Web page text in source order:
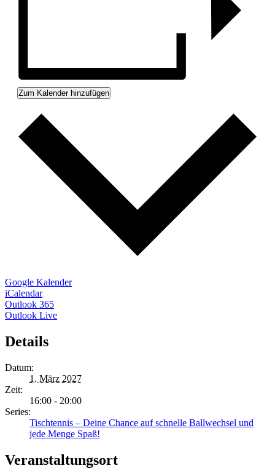
Zum Kalender hinzufügen
Google Kalender
iCalendar
Outlook 365
Outlook Live
Details
Datum:
1. März 2027
Zeit:
16:00 - 20:00
Series:
Tischtennis – Deine Chance auf schnelle Ballwechsel und
jede Menge Spaß!
Veranstaltungsort